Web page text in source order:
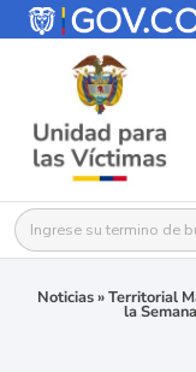
Buscar:
Noticias»Territorial
la